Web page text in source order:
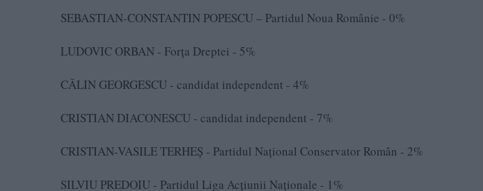
SEBASTIAN-CONSTANTIN POPESCU – Partidul Noua Românie - 0%
LUDOVIC ORBAN - Forța Dreptei - 5%
CĂLIN GEORGESCU - candidat independent - 4%
CRISTIAN DIACONESCU - candidat independent - 7%
CRISTIAN-VASILE TERHEȘ - Partidul Național Conservator Român - 2%
SILVIU PREDOIU - Partidul Liga Acțiunii Naționale - 1%